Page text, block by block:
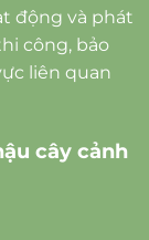
động và phát
công, bảo
liên quan
cây cảnh